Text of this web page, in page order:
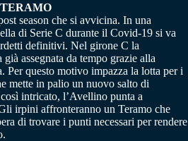
season che si avvicina. In una
di Serie C durante il Covid-19 si va
definitivi. Nel girone C la
assegnata da tempo grazie alla
Per questo motivo impazza la lotta per i
mette in palio un nuovo salto di
intricato, l’Avellino punta a
irpini affronteranno un Teramo che
di trovare i punti necessari per rendere